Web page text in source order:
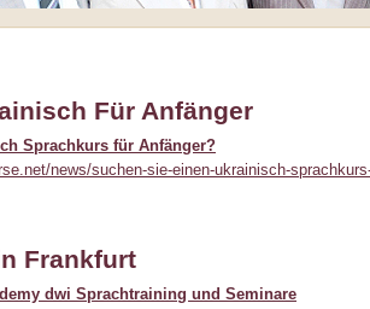
Für Anfänger
Sprachkurs für Anfänger?
news/suchen-sie-einen-ukrainisch-
Frankfurt
dwi Sprachtraining und Seminare